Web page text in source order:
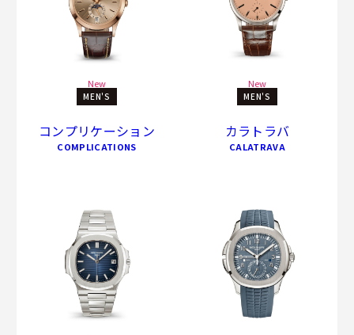
New
MEN'S
コンプリケーション
COMPLICATIONS
New
MEN'S
カラトラバ
CALATRAVA